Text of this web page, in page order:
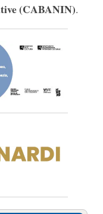
(CABANIN).